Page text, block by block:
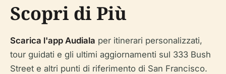
Scopri di Più
Scarica l'app Audiala per itinerari personalizzati,
tour guidati e gli ultimi aggiornamenti sul 333 Bush
Street e altri punti di riferimento di San Francisco.